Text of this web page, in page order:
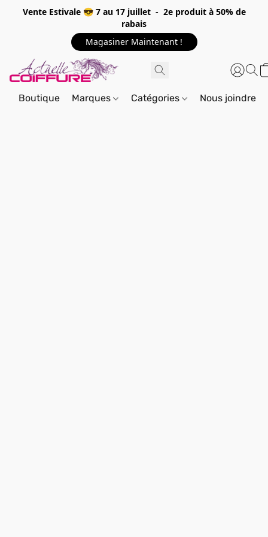
Vente Estivale 😎 7 au 17 juillet - 2e produit à 50% de
rabais
Magasiner Maintenant !
Boutique Marques Catégories Nous joindre